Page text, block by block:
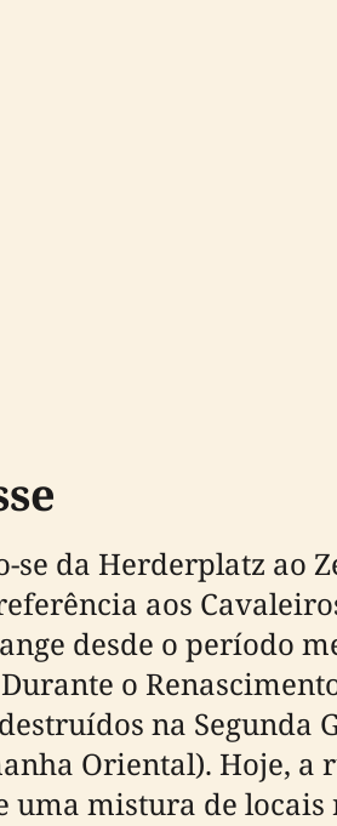
se da Herderplatz ao
aos
desde o período
o
na Segunda
Oriental). Hoje, a
uma mistura de locais